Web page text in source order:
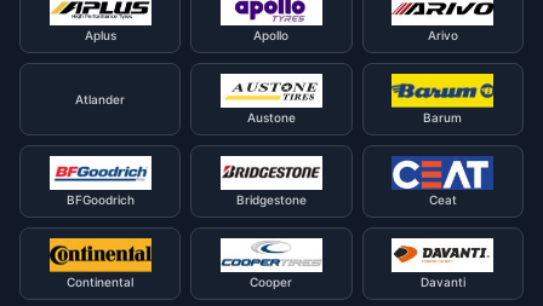
Aplus Apollo Arivo
Atlander
Austone
Barum
BFGoodrich Bridgestone Ceat
Continental Cooper Davanti